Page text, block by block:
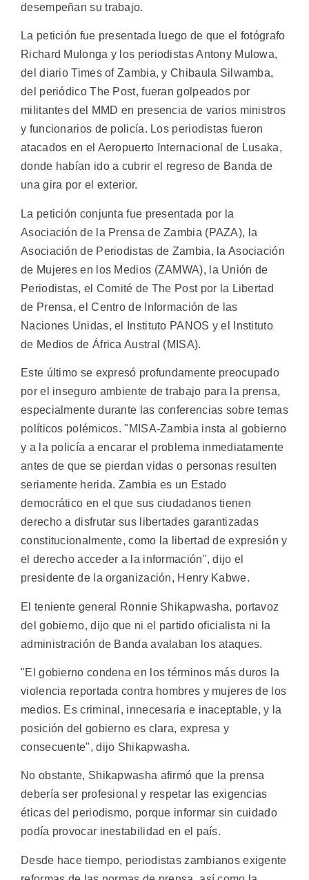
desempeñan su trabajo.
La petición fue presentada luego de que el fotógrafo
Richard Mulonga y los periodistas Antony Mulowa,
del diario Times of Zambia, y Chibaula Silwamba,
del periódico The Post, fueran golpeados por
militantes del MMD en presencia de varios ministros
y funcionarios de policía. Los periodistas fueron
atacados en el Aeropuerto Internacional de Lusaka,
donde habían ido a cubrir el regreso de Banda de
una gira por el exterior.
La petición conjunta fue presentada por la
Asociación de la Prensa de Zambia (PAZA), la
Asociación de Periodistas de Zambia, la Asociación
de Mujeres en los Medios (ZAMWA), la Unión de
Periodistas, el Comité de The Post por la Libertad
de Prensa, el Centro de Información de las
Naciones Unidas, el Instituto PANOS y el Instituto
de Medios de África Austral (MISA).
Este último se expresó profundamente preocupado
por el inseguro ambiente de trabajo para la prensa,
especialmente durante las conferencias sobre temas
políticos polémicos. "MISA-Zambia insta al gobierno
y a la policía a encarar el problema inmediatamente
antes de que se pierdan vidas o personas resulten
seriamente herida. Zambia es un Estado
democrático en el que sus ciudadanos tienen
derecho a disfrutar sus libertades garantizadas
constitucionalmente, como la libertad de expresión y
el derecho acceder a la información", dijo el
presidente de la organización, Henry Kabwe.
El teniente general Ronnie Shikapwasha, portavoz
del gobierno, dijo que ni el partido oficialista ni la
administración de Banda avalaban los ataques.
"El gobierno condena en los términos más duros la
violencia reportada contra hombres y mujeres de los
medios. Es criminal, innecesaria e inaceptable, y la
posición del gobierno es clara, expresa y
consecuente", dijo Shikapwasha.
No obstante, Shikapwasha afirmó que la prensa
debería ser profesional y respetar las exigencias
éticas del periodismo, porque informar sin cuidado
podía provocar inestabilidad en el país.
Desde hace tiempo, periodistas zambianos exigente